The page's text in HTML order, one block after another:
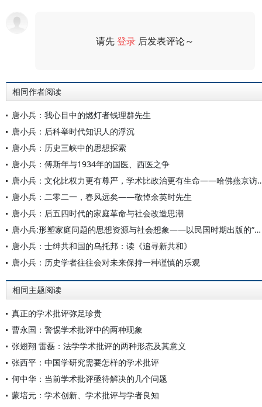
请先登录 后发表评论～
相同作者阅读
唐小兵：我心目中的燃灯者钱理群先生
唐小兵：后科举时代知识人的浮沉
唐小兵：历史三峡中的思想探索
唐小兵：傅斯年与1934年的国医、西医之争
唐小兵：文化比权力更有尊严
唐小兵：二零二一，春风远矣——敬悼余英时先生
唐小兵：后五四时代的家庭革命与社会改造思潮
唐小兵:形塑家庭问题的思想资源与社会想象——以民国时期出版的“社会问题”系列图书为中心的考察
唐小兵：士绅共和国的乌托邦：读《追寻新共和》
唐小兵：历史学者往往会对未来保持一种谨慎的乐观
相同主题阅读
真正的学术批评弥足珍贵
曹永国：警惕学术批评中的两种现象
张翅翔 雷磊：法学学术批评的两种形态及其意义
张西平：中国学研究需要怎样的学术批评
何中华：当前学术批评亟待解决的几个问题
蒙培元：学术创新、学术批评与学者良知